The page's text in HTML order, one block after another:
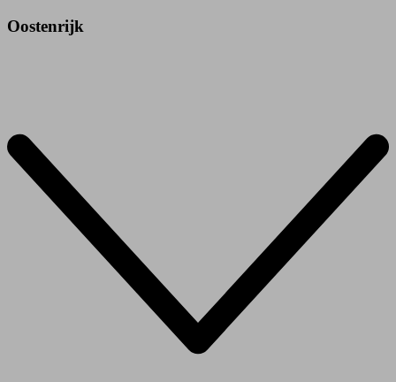
Oostenrijk